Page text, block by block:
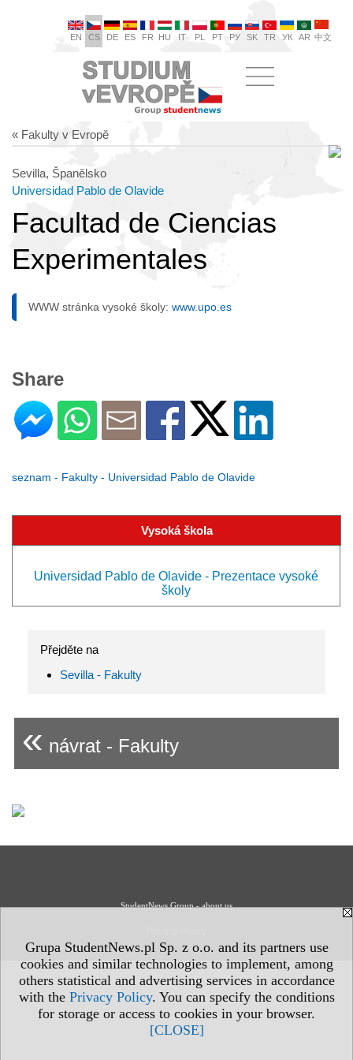
Grupa StudentNews.pl Sp. z o.o. and its partners use
cookies and similar technologies to implement, among
others statistical and advertising services in accordance
with the Privacy Policy. You can specify the conditions
for storage or access to cookies in your browser.
[CLOSE]
EN CS DE ES FR HU IT PL PT РУ SK TR УК AR 中文
« Fakulty v Evropě
Sevilla, Španělsko
Universidad Pablo de Olavide
Facultad de Ciencias
Experimentales
WWW stránka vysoké školy: www.upo.es
Share
seznam - Fakulty - Universidad Pablo de Olavide
Vysoká škola
Universidad Pablo de Olavide - Prezentace vysoké
školy
Přejděte na
Sevilla - Fakulty
« návrat - Fakulty
StudentNews Group - about us